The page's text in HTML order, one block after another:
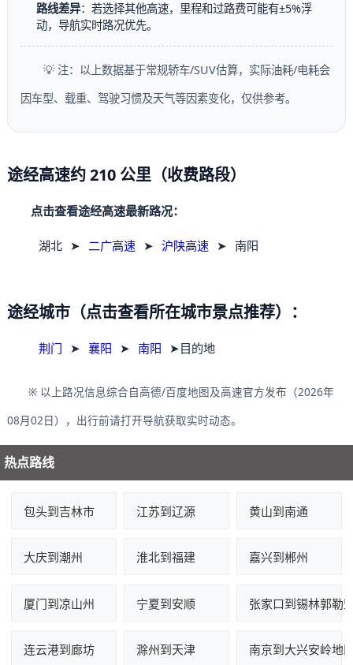
路线差异：若选择其他高速，里程和过路费可能有±5%浮
动，导航实时路况优先。
💡 注：以上数据基于常规轿车/SUV估算，实际油耗/电耗会
因车型、载重、驾驶习惯及天气等因素变化，仅供参考。
途经高速约 210 公里（收费路段）
点击查看途经高速最新路况：
湖北 ➤ 二广高速 ➤ 沪陕高速 ➤ 南阳
途经城市（点击查看所在城市景点推荐）：
荆门 ➤ 襄阳 ➤ 南阳 ➤目的地
※ 以上路况信息综合自高德/百度地图及高速官方发布（2026年
08月02日），出行前请打开导航获取实时动态。
热点路线
包头到吉林市 江苏到辽源 黄山到南通
大庆到潮州 淮北到福建 嘉兴到郴州
厦门到凉山州 宁夏到安顺 张家口到锡林郭勒
连云港到廊坊 滁州到天津 南京到大兴安岭地